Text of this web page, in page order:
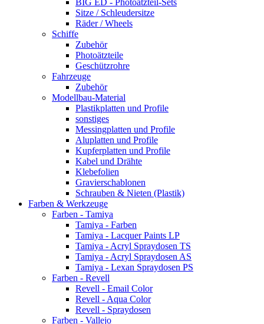
BIG ED - Photoätzteil-Sets
Sitze / Schleudersitze
Räder / Wheels
Schiffe
Zubehör
Photoätzteile
Geschützrohre
Fahrzeuge
Zubehör
Modellbau-Material
Plastikplatten und Profile
sonstiges
Messingplatten und Profile
Aluplatten und Profile
Kupferplatten und Profile
Kabel und Drähte
Klebefolien
Gravierschablonen
Schrauben & Nieten (Plastik)
Farben & Werkzeuge
Farben - Tamiya
Tamiya - Farben
Tamiya - Lacquer Paints LP
Tamiya - Acryl Spraydosen TS
Tamiya - Acryl Spraydosen AS
Tamiya - Lexan Spraydosen PS
Farben - Revell
Revell - Email Color
Revell - Aqua Color
Revell - Spraydosen
Farben - Vallejo